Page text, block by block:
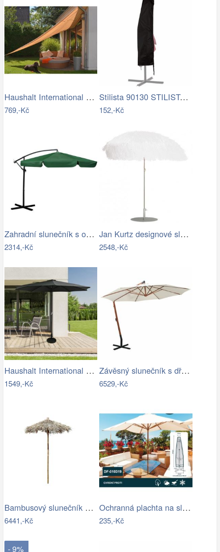
Haushalt International Stínící…
769,-Kč
Stilista 90130 STILISTA Obal na 350 cm…
152,-Kč
Zahradní slunečník s obalem PL-881,…
2314,-Kč
Jan Kurtz designové slunečníky Hawaii
2548,-Kč
Haushalt International Kovový slunečník…
1549,-Kč
Závěsný slunečník s dřevěnou tyčí Ø 350…
6529,-Kč
Bambusový slunečník se střechou z listů…
6441,-Kč
Ochranná plachta na slunečník 200-300 cm
235,-Kč
- 9%